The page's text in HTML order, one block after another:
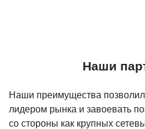
Наши
Наши преимущества
лидером рынка и завоевать
со стороны как крупных